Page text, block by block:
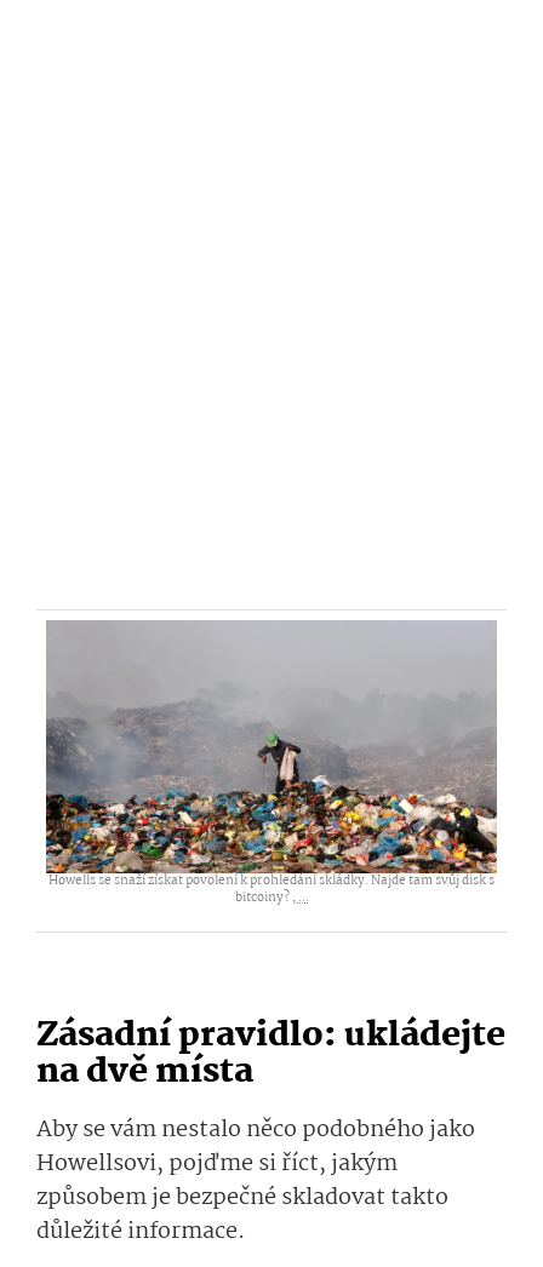
Howells se snaží získat povolení k prohledání skládky. Najde tam svůj disk s
bitcoiny? ,...
Zásadní pravidlo: ukládejte
na dvě místa
Aby se vám nestalo něco podobného jako
Howellsovi, pojďme si říct, jakým
způsobem je bezpečné skladovat takto
důležité informace.